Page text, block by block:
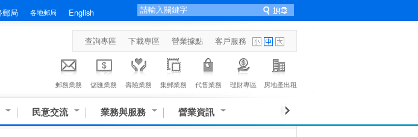
郵局 各地郵局 English
查詢專區 下載專區 營業據點 客戶服務
郵務業務 儲匯業務 壽險業務 集郵業務 代售業務 理財專區 房地產出租
民意交流 業務與服務 營業資訊